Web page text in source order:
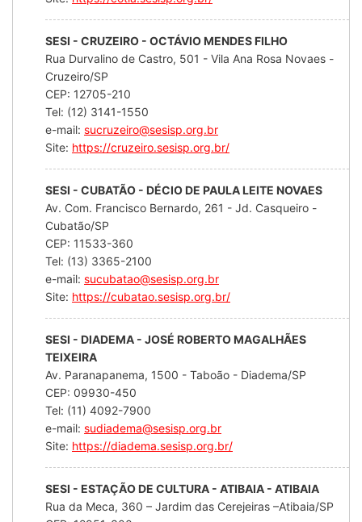
SESI - CRUZEIRO - OCTÁVIO MENDES FILHO
Rua Durvalino de Castro, 501 - Vila Ana Rosa Novaes -
Cruzeiro/SP
CEP: 12705-210
Tel: (12) 3141-1550
e-mail: sucruzeiro@sesisp.org.br
Site: https://cruzeiro.sesisp.org.br/
SESI - CUBATÃO - DÉCIO DE PAULA LEITE NOVAES
Av. Com. Francisco Bernardo, 261 - Jd. Casqueiro -
Cubatão/SP
CEP: 11533-360
Tel: (13) 3365-2100
e-mail: sucubatao@sesisp.org.br
Site: https://cubatao.sesisp.org.br/
SESI - DIADEMA - JOSÉ ROBERTO MAGALHÃES
TEIXEIRA
Av. Paranapanema, 1500 - Taboão - Diadema/SP
CEP: 09930-450
Tel: (11) 4092-7900
e-mail: sudiadema@sesisp.org.br
Site: https://diadema.sesisp.org.br/
SESI - ESTAÇÃO DE CULTURA - ATIBAIA - ATIBAIA
Rua da Meca, 360 – Jardim das Cerejeiras –Atibaia/SP